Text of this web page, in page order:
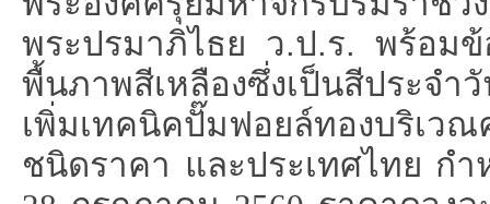
พระปรมาภิไธย ว.ป.ร. พร้อม
พื้นภาพสีเหลืองซึ่งเป็นสีประจำ
เพิ่มเทคนิคปั๊มฟอยล์ทองบริเ
ชนิดราคา และประเทศไทย ก